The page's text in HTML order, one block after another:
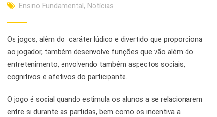
Ensino Fundamental, Notícias
Os jogos, além do caráter lúdico e divertido que proporciona
ao jogador, também desenvolve funções que vão além do
entretenimento, envolvendo também aspectos sociais,
cognitivos e afetivos do participante.
O jogo é social quando estimula os alunos a se relacionarem
entre si durante as partidas, bem como os incentiva a